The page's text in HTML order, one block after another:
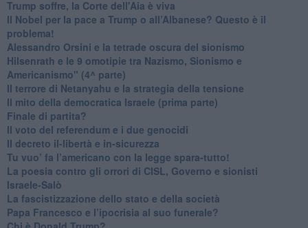
Trump soffre, la Corte dell'Aia è viva
​Il Nobel per la pace a Trump o all’Albanese? Questo è il
problema!
​Alessandro Orsini e la tetrade oscura del sionismo
​Hilsenrath e le 9 omotipie tra Nazismo, Sionismo e
Americanismo" (4^ parte)
​Il terrore di Netanyahu e la strategia della tensione
Il mito della democratica Israele (prima parte)
​Finale di partita?
​Il voto del referendum e i due genocidi
Il decreto il-libertà e in-sicurezza
Tu vuo’ fa l’americano con la legge spara-tutto!
La poesia contro gli orrori di CISL, Governo e sionisti
Israele-Salò
​La fascistizzazione dello stato e della società
Papa Francesco e l’ipocrisia al suo funerale?